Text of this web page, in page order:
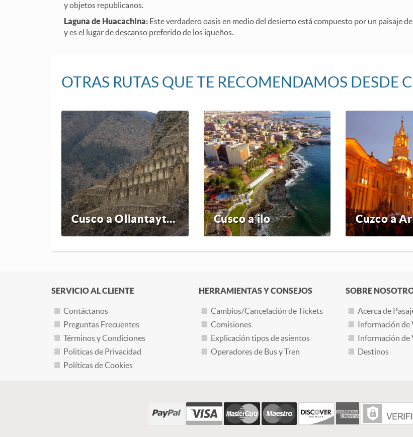
y objetos republicanos.
Laguna de Huacachina: Este verdadero oasis en medio del desierto está compuesto por un paisaje
y es el lugar de descanso preferido de los iqueños.
OTRAS RUTAS QUE TE RECOMENDAMOS DESDE
Cusco a Ollantaytambo Cusco a ilo Cuzco a
SERVICIO AL CLIENTE
Contáctanos
Preguntas Frecuentes
Términos y Condiciones
Politicas de Privacidad
Políticas de Cookies
HERRAMIENTAS Y CONSEJOS
Cambios/Cancelación de Tickets
Comisiones
Explicación tipos de asientos
Operadores de Bus y Tren
SOBRE
Acerca de
Información de
Información de
Destinos